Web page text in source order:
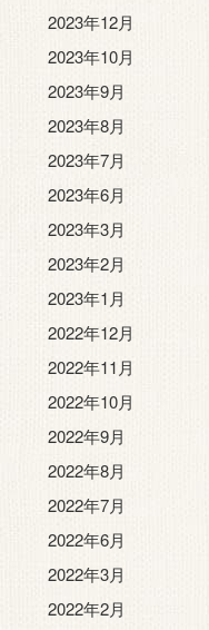
2023年12月
2023年10月
2023年9月
2023年8月
2023年7月
2023年6月
2023年3月
2023年2月
2023年1月
2022年12月
2022年11月
2022年10月
2022年9月
2022年8月
2022年7月
2022年6月
2022年3月
2022年2月